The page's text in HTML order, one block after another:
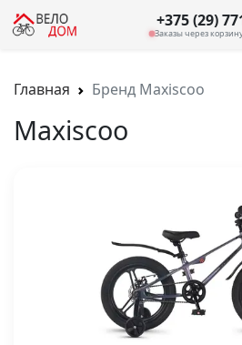
+375 (29)
Заказы через
Главная Бренд Maxiscoo
Maxiscoo